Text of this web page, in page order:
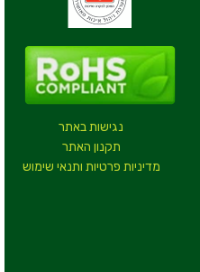
נגישות באתר
תקנון האתר
מדיניות פרטיות ותנאי שימוש